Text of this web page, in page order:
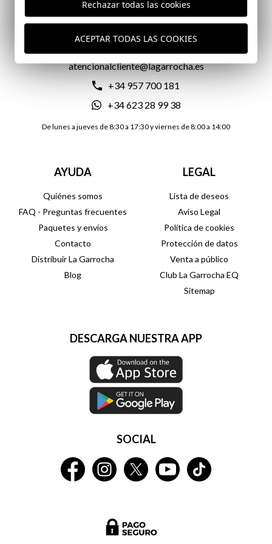
CONTACTO
atencionalcliente@lagarrocha.es
+34 957 700 181
+34 623 28 99 38
De lunes a jueves de 8:30 a 17:30 y viernes de 8:00 a 14:00
AYUDA
Quiénes somos
FAQ - Preguntas frecuentes
Paquetes y envíos
Contacto
Distribuir La Garrocha
Blog
LEGAL
Lista de deseos
Aviso Legal
Política de cookies
Protección de datos
Venta a público
Club La Garrocha EQ
Sitemap
DESCARGA NUESTRA APP
SOCIAL
Rechazar todas las cookies
ACEPTAR TODAS LAS COOKIES